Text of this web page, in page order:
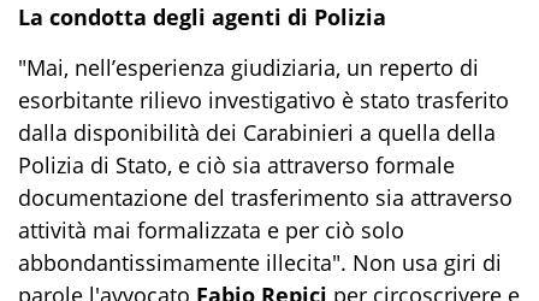
La condotta degli agenti di Polizia
"Mai, nell’esperienza giudiziaria, un reperto di
esorbitante rilievo investigativo è stato trasferito
dalla disponibilità dei Carabinieri a quella della
Polizia di Stato, e ciò sia attraverso formale
documentazione del trasferimento sia attraverso
attività mai formalizzata e per ciò solo
abbondantissimamente illecita". Non usa giri di
parole l'avvocato Fabio Repici per circoscrivere e